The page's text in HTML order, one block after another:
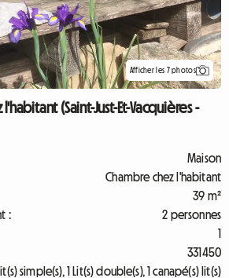
Afficher les 7 photos
(Saint-Just-Et-Vacquières -
Maison
Chambre chez l'habitant
39 m²
:
2 personnes
1
331450
simple(s), 1 Lit(s) double(s), 1 canapé(s) lit(s)